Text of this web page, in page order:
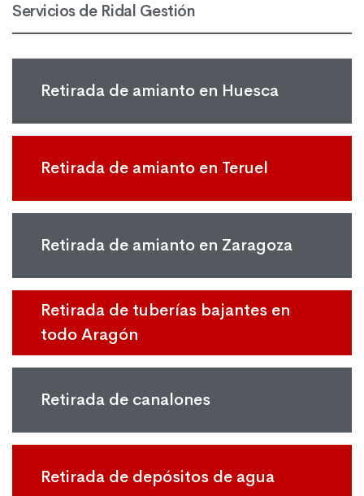
Servicios de Ridal Gestión
Retirada de amianto en Huesca
Retirada de amianto en Teruel
Retirada de amianto en Zaragoza
Retirada de tuberías bajantes en
todo Aragón
Retirada de canalones
Retirada de depósitos de agua